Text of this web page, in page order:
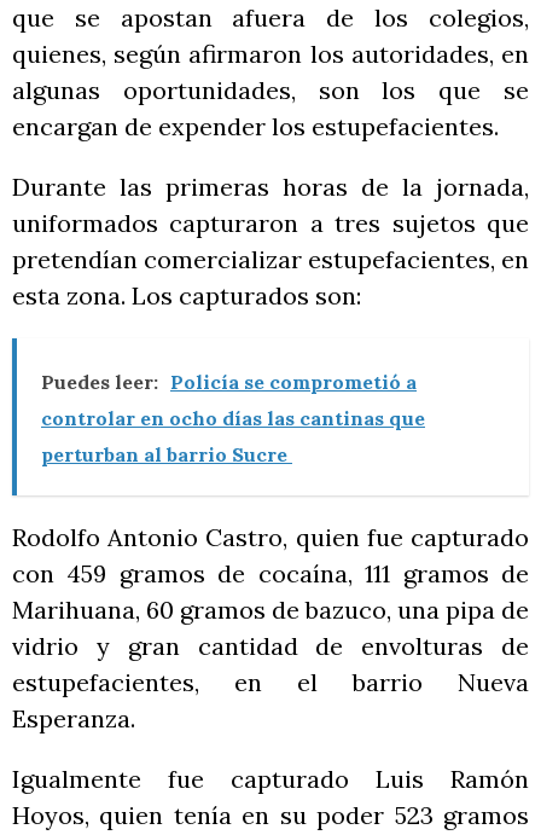
que se apostan afuera de los colegios,
quienes, según afirmaron los autoridades, en
algunas oportunidades, son los que se
encargan de expender los estupefacientes.
Durante las primeras horas de la jornada,
uniformados capturaron a tres sujetos que
pretendían comercializar estupefacientes, en
esta zona. Los capturados son:
Puedes leer: Policía se comprometió a
controlar en ocho días las cantinas que
perturban al barrio Sucre
Rodolfo Antonio Castro, quien fue capturado
con 459 gramos de cocaína, 111 gramos de
Marihuana, 60 gramos de bazuco, una pipa de
vidrio y gran cantidad de envolturas de
estupefacientes, en el barrio Nueva
Esperanza.
Igualmente fue capturado Luis Ramón
Hoyos, quien tenía en su poder 523 gramos